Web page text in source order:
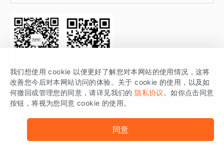
开发者文档
SDK 文档
场景指南
行业活动
关注公众号 获取更多干货
GrowingIO 是专注于数据智能分析与增长的品牌，核心平台为 GrowingIO
分析云。
版权所有 © 北京易数科技有限公司
我们想使用 cookie 以便更好了解您对本网站的使用情况，这将
改善您今后对本网站访问的体验。关于 cookie 的使用，以及如
何撤回或管理您的同意，请详见我们的 隐私协议 。如你点击同意
按钮，将视为您同意 cookie 的使用。
同意